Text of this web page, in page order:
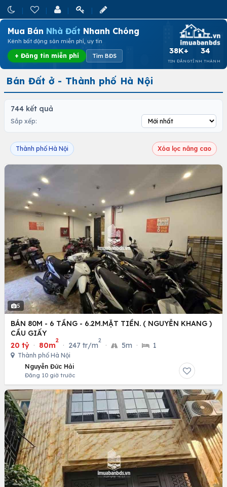
Mua Bán Nhà Đất Nhanh Chóng
Kênh bất động sản miễn phí, uy tín
+ Đăng tin miễn phí Tìm BĐS
38K+
TIN ĐĂNG
34
TỈNH THÀNH
Bán Đất ở - Thành phố Hà Nội
744 kết quả
Sắp xếp:
Thành phố Hà Nội Xóa lọc nâng cao
5
BÁN 80M - 6 TẦNG - 6.2M.MẶT TIỀN. ( NGUYỄN KHANG )
CẦU GIẤY
20 tỷ · 80m
2
· 247 tr/m
2
· 5m · 1
Thành phố Hà Nội
Nguyễn Đức Hải
Đăng 10 giờ trước